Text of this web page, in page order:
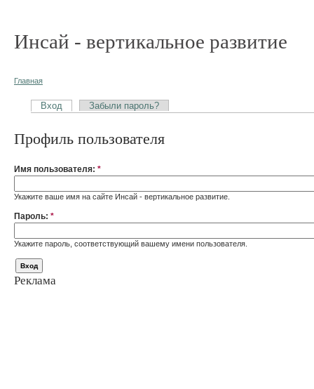
Инсай - вертикальное развитие
Главная
Вход Забыли пароль?
Профиль пользователя
Имя пользователя: *
Укажите ваше имя на сайте Инсай - вертикальное развитие.
Пароль: *
Укажите пароль, соответствующий вашему имени пользователя.
Реклама